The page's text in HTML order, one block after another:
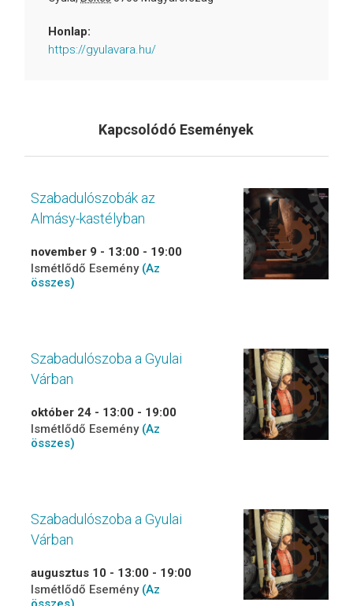
Honlap:
https://gyulavara.hu/
Kapcsolódó Események
Szabadulószobák az
Almásy-kastélyban
november 9 - 13:00 - 19:00
Ismétlődő Esemény (Az
összes)
Szabadulószoba a Gyulai
Várban
október 24 - 13:00 - 19:00
Ismétlődő Esemény (Az
összes)
Szabadulószoba a Gyulai
Várban
augusztus 10 - 13:00 - 19:00
Ismétlődő Esemény (Az